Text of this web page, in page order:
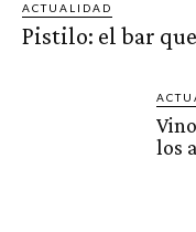
ACTUALIDAD
Pistilo: el bar
los